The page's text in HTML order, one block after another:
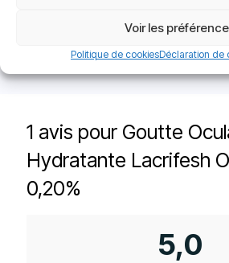
Voir les
Politique de cookiesDéclaration de
1 avis pour Goutte
Hydratante Lacrifesh
0,20%
5,0